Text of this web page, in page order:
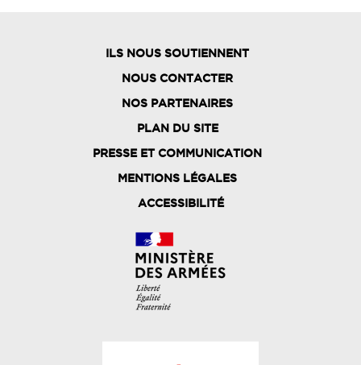
FOOTER
MENU
ILS NOUS SOUTIENNENT
NOUS CONTACTER
NOS PARTENAIRES
PLAN DU SITE
PRESSE ET COMMUNICATION
MENTIONS LÉGALES
ACCESSIBILITÉ